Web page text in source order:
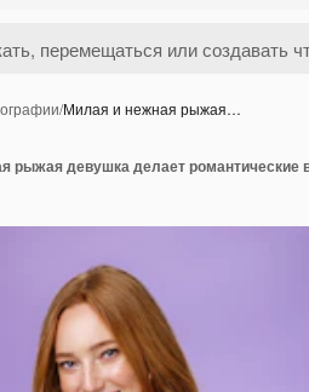
/Милая и нежная рыжая…